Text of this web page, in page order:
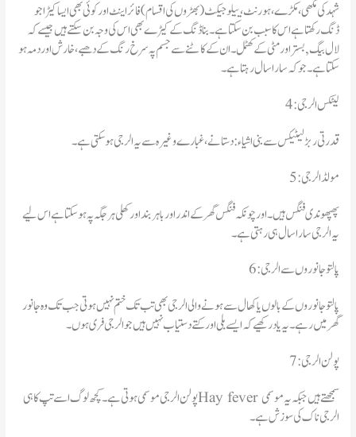
شہد کی مکھی، مکڑے، ہورنٹ، ییلو جیکٹ( بھڑوں کی اقسام) فائر اینٹ اور کوئی بھی ایسا کیڑا جو
ڈنگ رکھتا ہے اس کا سبب بن سکتا ہے۔بنا ڈنگ کے کیڑے بھی اس کی وجہ بن سکتے ہیں جیسے کہ
لال بیگ , بستر اور مٹی کے کھٹمل۔ان کے کاٹنے سے جسم پہ سرخ رنگ کے دھبے، خارش اور دمہ ہو
سکتا ہے۔جو کہ سارا سال رہتا ہے۔
4: لیٹکس الرجی
قدرتی ربڑ لیٹیکس سے بنی اشیاء: دستانے، غبارے وغیرہ سے یہ الرجی ہو سکتی ہے۔
5: مولڈ الرجی
پھپھوندی فنگس ہیں۔اور چونکہ فنگس گھر کے اندر اور باہر بند اور کھلی ہر جگہ پہ ہوسکتا ہے اس لیے
یہ الرجی سارا سال ہی رہتی ہے۔
6: پالتو جانوروں سے الرجی
پالتو جانوروں کے بالوں یا کھال سے ہونے والی الرجی بھی تب تک ختم نہیں ہوتی جب تک وہ جانور
گھر میں رہے۔یہ یاد رکھیے کہ ایسے بلی اور کتے دستیاب نہیں ہیں جو الرجی فری ہوں۔
7: پولن الرجی
پولن الرجی موسمی ہوتی ہے۔کچھ لوگ اسے تپ کاہی Hay fever سمجھتے ہیں جبکہ یہ موسمی
الرجی ناک کی سوزش ہے۔